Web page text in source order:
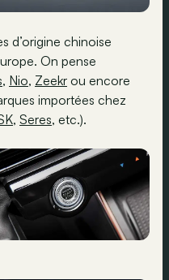
d’origine chinoise
On pense
, Nio, Zeekr ou encore
importées chez
, Seres, etc.).